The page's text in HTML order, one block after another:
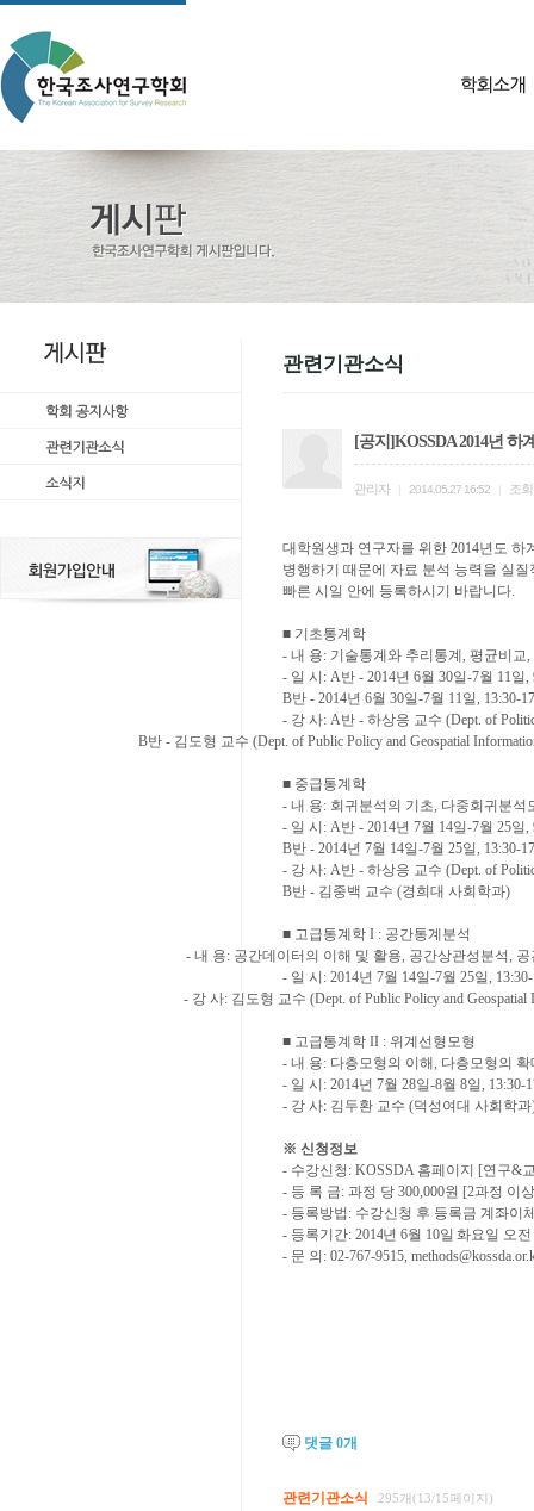
관련기관소식
[공지]KOSSDA 2014년 하
관리자 2014.05.27 16:52 조회
대학원생과 연구자를 위한 2014년도 하
병행하기 때문에 자료 분석 능력을 실
빠른 시일 안에 등록하시기 바랍니다.
■ 기초통계학
- 내 용: 기술통계와 추리통계 , 평균비교,
- 일 시 : A반 - 2014년 6월 30일-7월 11일,
B반 - 2014년 6월 30일-7월 11일, 13:30-
- 강 사: A반 - 하상응 교수 (Dept. of
B반 - 김도형 교수 (Dept. of Public Policy and Geospatial
■ 중급통계학
- 내 용: 회귀분석의 기초, 다중회귀분석
- 일 시 : A반 - 2014년 7월 14일-7월 25일,
B반 - 2014년 7월 14일-7월 25일, 13:30-
- 강 사: A반 - 하상응 교수 (Dept. of
B반 - 김중백 교수 (경희대 사회학과)
■ 고급통계학 I : 공간통계분석
- 내 용: 공간데이터의 이해 및 활용, 공간상관성분석, 공
- 일 시 : 2014년 7월 14일-7월 25일,
- 강 사: 김도형 교수(Dept. of Public Policy and
■ 고급통계학 II : 위계선형모형
- 내 용: 다층모형의 이해, 다층모형의 확
- 일 시 : 2014년 7월 28일-8월 8일, 13:30-
- 강 사: 김두환 교수 (덕성여대 사회학과
※ 신청정보
- 수강신청: KOSSDA 홈페이지 [연구&
- 등 록 금: 과정 당 300,000원 [2과정 이
- 등록방법 : 수강신청 후 등록금 계좌이
- 등록기간: 2014년6월 10일 화요일 오전
- 문 의 : 02-767-9515,
댓글 0개
관련기관소식 295개(13/15페이지)